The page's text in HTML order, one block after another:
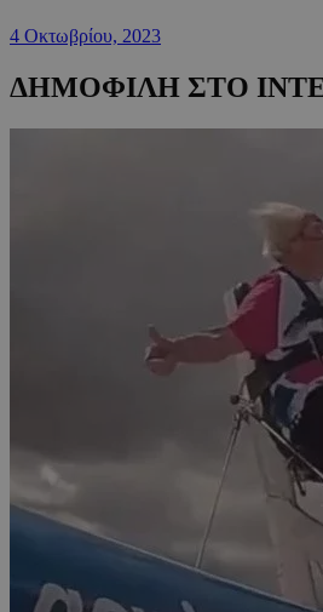
4 Οκτωβρίου, 2023
ΔΗΜΟΦΙΛΗ ΣΤΟ